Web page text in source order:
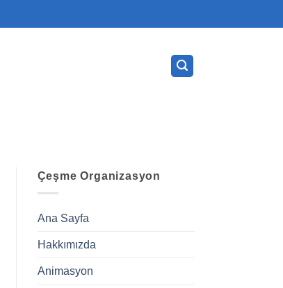
Çeşme Organizasyon
Ana Sayfa
Hakkımızda
Animasyon